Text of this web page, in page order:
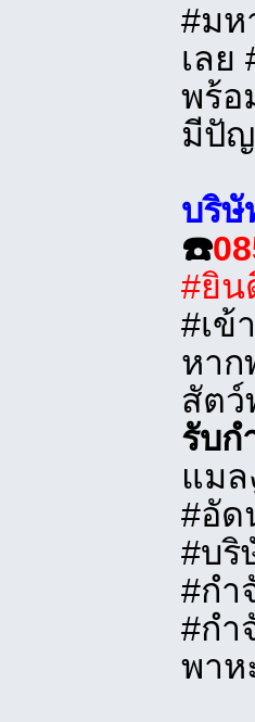
#มห
เลย
พร้อ
มีปั
บริษั
☎️
#ยิน
#เข้
หา
สัตว์
รับ
แมล
#อัด
#บริ
#กำ
#กำ
พา